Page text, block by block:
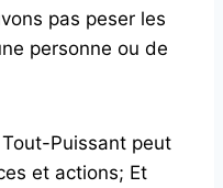
pas peser les
personne ou de
Puissant peut
et actions; Et